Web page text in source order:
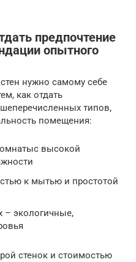
предпочтение
опытного
нужно самому себе
как отдать
типов,
помещения:
высокой
к мытью и простотой
– экологичные,
стенок и стоимостью